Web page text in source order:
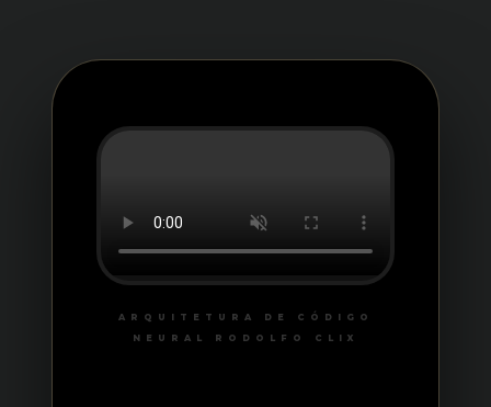
ARQUITETURA DE CÓDIGO
NEURAL RODOLFO CLIX